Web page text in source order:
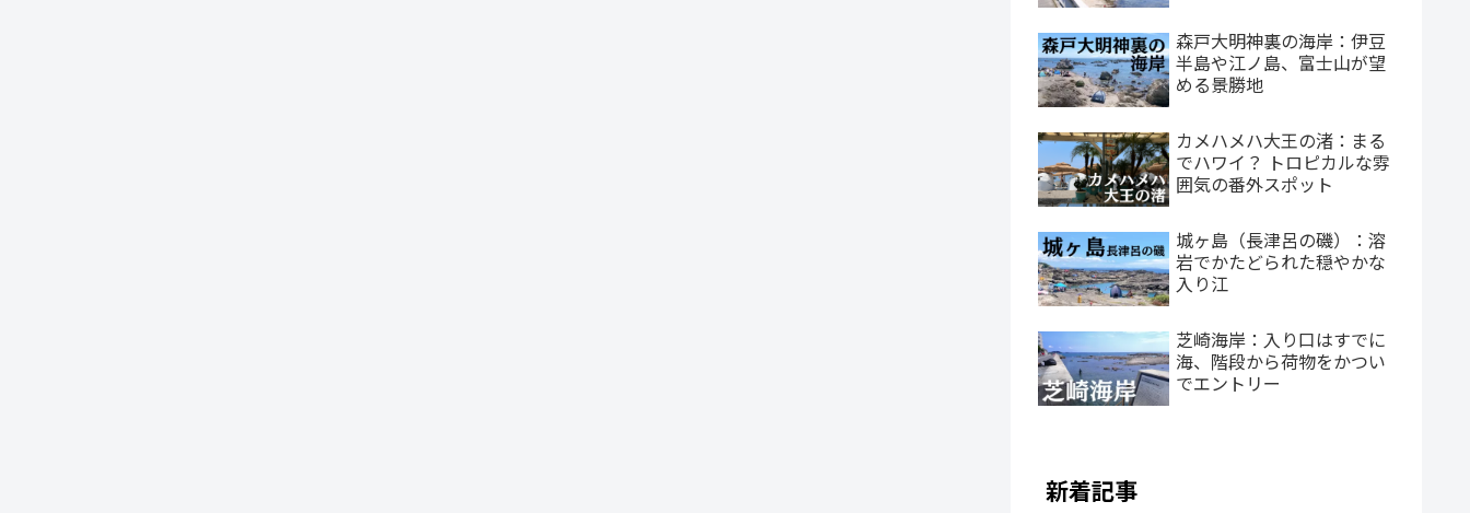
森戸大明神裏の海岸：伊豆
半島や江ノ島、富士山が望
める景勝地
カメハメハ大王の渚：まる
でハワイ？ トロピカルな雰
囲気の番外スポット
城ヶ島（長津呂の磯）：溶
岩でかたどられた穏やかな
入り江
芝崎海岸：入り口はすでに
海、階段から荷物をかつい
でエントリー
新着記事